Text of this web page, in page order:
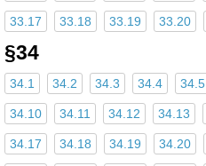
33.17 33.18 33.19 33.20
§34
34.1 34.2 34.3 34.4 34.5
34.10 34.11 34.12 34.13
34.17 34.18 34.19 34.20